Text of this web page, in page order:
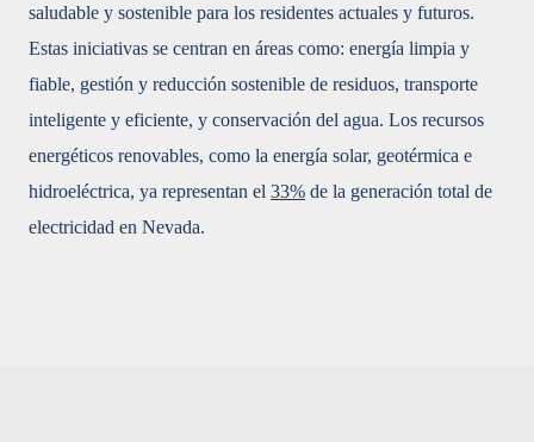
saludable y sostenible para los residentes actuales y futuros.
Estas iniciativas se centran en áreas como: energía limpia y
fiable, gestión y reducción sostenible de residuos, transporte
inteligente y eficiente, y conservación del agua. Los recursos
energéticos renovables, como la energía solar, geotérmica e
hidroeléctrica, ya representan el 33% de la generación total de
electricidad en Nevada.